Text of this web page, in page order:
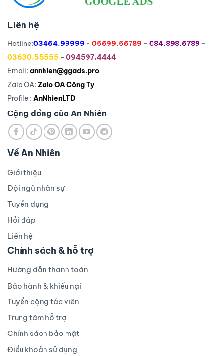
Liên hệ
Hotline:03464.99999 - 05699.56789 - 084.898.6789 -
03630.55555 - 094597.4444
Email: annhien@ggads.pro
Zalo OA: Zalo OA Công Ty
Profile : AnNhienLTD
Cộng đồng của An Nhiên
Về An Nhiên
Giới thiệu
Đội ngũ nhân sự
Tuyển dụng
Hỏi đáp
Liên hệ
Chính sách & hỗ trợ
Hướng dẫn thanh toán
Bảo hành & khiếu nại
Tuyển cộng tác viên
Trung tâm hỗ trợ
Chính sách bảo mật
Điều khoản sử dụng